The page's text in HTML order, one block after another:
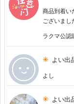
商品到着い
ございま
ラクマ公認
よい出
よし
よい出